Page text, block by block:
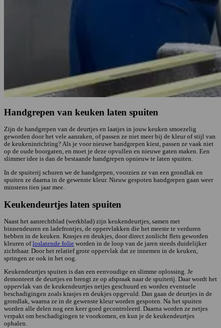
Handgrepen van keuken laten spuiten
Zijn de handgrepen van de deurtjes en laatjes in jouw keuken smoezelig
geworden door het vele aanraken, of passen ze niet meer bij de kleur of stijl van
de keukeninrichting? Als je voor nieuwe handgrepen kiest, passen ze vaak niet
op de oude boorgaten, en moet je deze opvullen en nieuwe gaten maken. Een
slimmer idee is dan de bestaande handgrepen opnieuw te laten spuiten.
In de spuiterij schuren we de handgrepen, voorzien ze van een grondlak en
spuiten ze daarna in de gewenste kleur. Nieuw gespoten handgrepen gaan weer
minstens tien jaar mee.
Keukendeurtjes laten spuiten
Naast het aanrechtblad (werkblad) zijn keukendeurtjes, samen met
binnendeuren en ladefrontjes, de oppervlakken die het meeste te verduren
hebben in de keuken. Krasjes en deukjes, door direct zonlicht flets geworden
kleuren ofloslatende folie worden in de loop van de jaren steeds duidelijker
zichtbaar. Door het relatief grote oppervlak dat ze innemen in de keuken,
springen ze ook in het oog.
Keukendeurtjes spuiten is dan een eenvoudige en slimme oplossing. Je
demonteert de deurtjes en brengt ze op afspraak naar de spuiterij. Daar wordt het
oppervlak van de keukendeurtjes netjes geschuurd en worden eventuele
beschadigingen zoals krasjes en deukjes opgevuld. Dan gaan de deurtjes in de
grondlak, waarna ze in de gewenste kleur worden gespoten. Na het spuiten
worden alle delen nog een keer goed gecontroleerd. Daarna worden ze netjes
verpakt om beschadigingen te voorkomen, en kun je de keukendeurtjes
ophalen.